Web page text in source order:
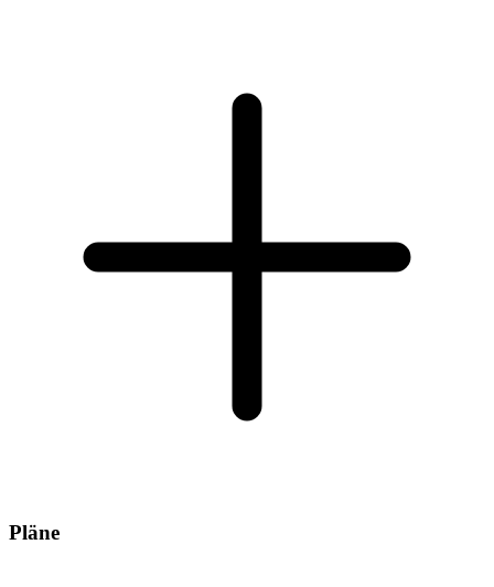
Pläne